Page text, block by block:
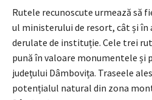
Rutele recunoscute urmează să
ul ministerului de resort, cât și în
derulate de instituție. Cele trei
pună în valoare monumentele
județului Dâmbovița. Traseele
potențialul natural din zona